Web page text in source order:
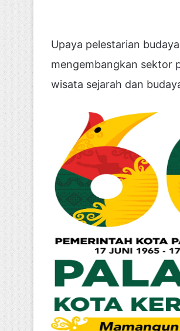
Upaya pelestarian
mengembangkan sektor
wisata sejarah dan